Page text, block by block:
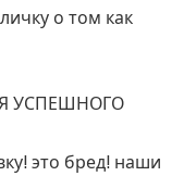
о том как
УСПЕШНОГО
это бред! наши